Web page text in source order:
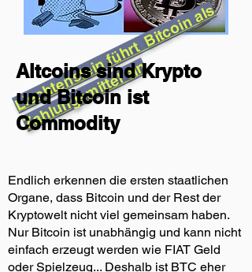
L
i
e
c
h
t
e
n
s
t
e
i
n
f
ü
h
r
t
B
i
t
c
o
i
n
a
l
s
Z
a
h
l
u
n
g
s
m
i
t
t
e
l
e
i
n
Altcoins sind Krypto
und Bitcoin ist
Commodity
Endlich erkennen die ersten staatlichen
Organe, dass Bitcoin und der Rest der
Kryptowelt nicht viel gemeinsam haben.
Nur Bitcoin ist unabhängig und kann nicht
einfach erzeugt werden wie FIAT Geld
oder Spielzeug... Deshalb ist BTC eher